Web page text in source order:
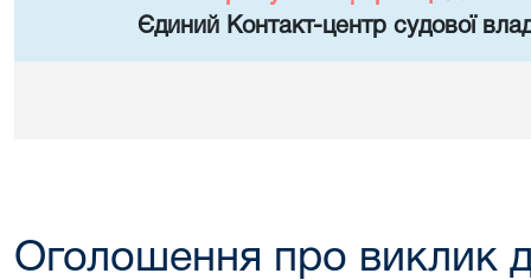
Єдиний Контакт-центр судової
Оголошення про виклик